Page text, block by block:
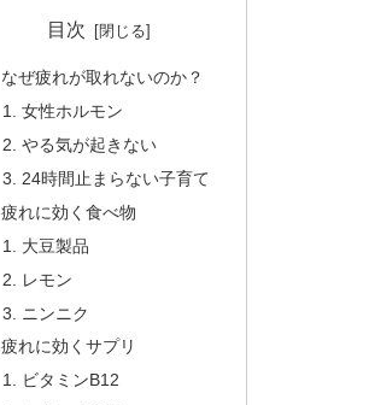
目次
なぜ疲れが取れないのか？
女性ホルモン
やる気が起きない
24時間止まらない子育て
疲れに効く食べ物
大豆製品
レモン
ニンニク
疲れに効くサプリ
ビタミンB12